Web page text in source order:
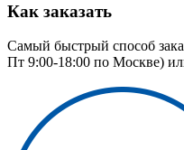
Как заказать
Самый быстрый способ
Пт 9:00-18:00 по Москве)